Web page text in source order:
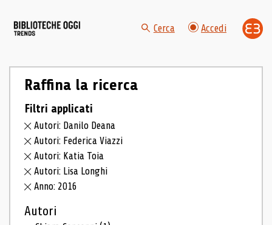
Cerca Accedi
Raffina la ricerca
Filtri applicati
Autori: Danilo Deana
Autori: Federica Viazzi
Autori: Katia Toia
Autori: Lisa Longhi
Anno: 2016
Autori